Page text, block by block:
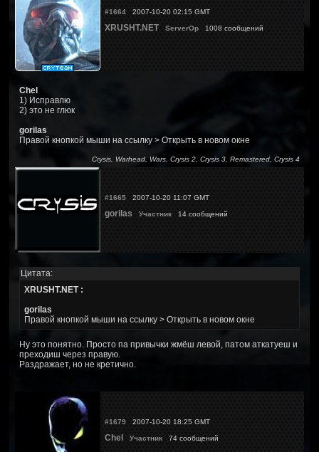
#1664 2007-10-20 02:15 GMT
XRUSHT.NET ServerOp 1008 сообщений
Chel
1) Исправлю
2) это не глюк
gorilas
Правой кнопкой мыши на ссылку > Открыть в новом окне
Crysis, Warhead, Wars, Crysis 2, Crysis 3, Remastered, Crysis 4
#1665 2007-10-20 11:07 GMT
gorilas Участник 14 сообщений
Цитата:
XRUSHT.NET :
gorilas
Правой кнопкой мыши на ссылку > Открыть в новом окне
Ну это понятно. Просто па привычки жмёш левой, патом аткатуеш и
преходиш через правую.
Раздражает, но не кретично.
#1679 2007-10-20 18:25 GMT
Chel Участник 74 сообщений